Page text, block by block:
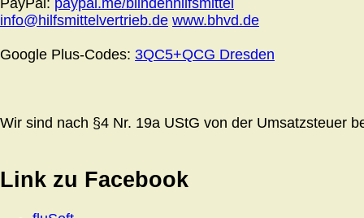
PayPal: paypal.me/blindenhilfsmittel
info@hilfsmittelvertrieb.de www.bhvd.de
Google Plus-Codes: 3QC5+QCG Dresden
Wir sind nach §4 Nr. 19a UStG von der Umsatzsteuer
Link zu Facebook